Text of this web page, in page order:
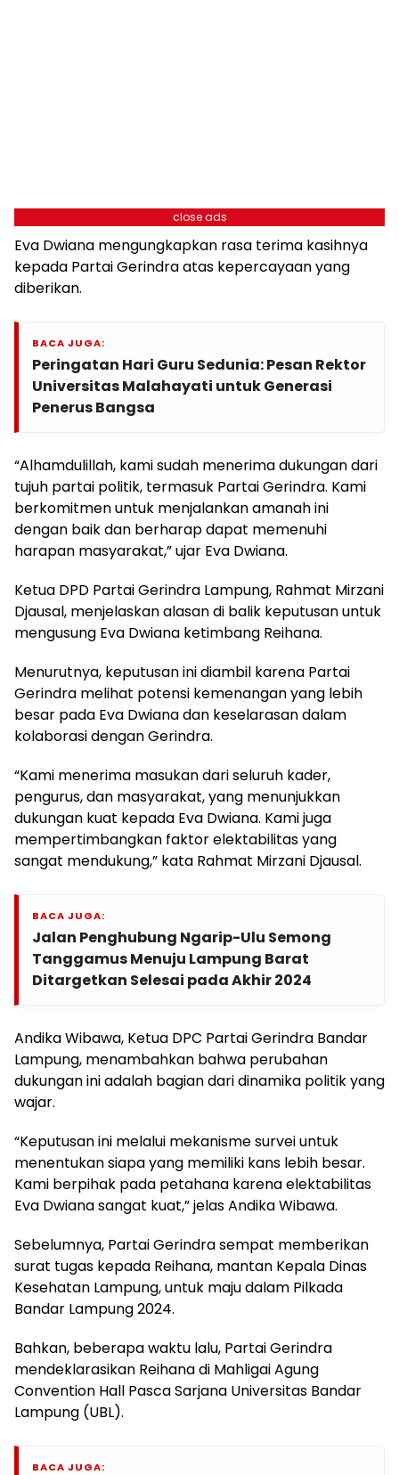
close ads
Eva Dwiana mengungkapkan rasa terima kasihnya
kepada Partai Gerindra atas kepercayaan yang
diberikan.
BACA JUGA:
Peringatan Hari Guru Sedunia: Pesan Rektor
Universitas Malahayati untuk Generasi
Penerus Bangsa
“Alhamdulillah, kami sudah menerima dukungan dari
tujuh partai politik, termasuk Partai Gerindra. Kami
berkomitmen untuk menjalankan amanah ini
dengan baik dan berharap dapat memenuhi
harapan masyarakat,” ujar Eva Dwiana.
Ketua DPD Partai Gerindra Lampung, Rahmat Mirzani
Djausal, menjelaskan alasan di balik keputusan untuk
mengusung Eva Dwiana ketimbang Reihana.
Menurutnya, keputusan ini diambil karena Partai
Gerindra melihat potensi kemenangan yang lebih
besar pada Eva Dwiana dan keselarasan dalam
kolaborasi dengan Gerindra.
“Kami menerima masukan dari seluruh kader,
pengurus, dan masyarakat, yang menunjukkan
dukungan kuat kepada Eva Dwiana. Kami juga
mempertimbangkan faktor elektabilitas yang
sangat mendukung,” kata Rahmat Mirzani Djausal.
BACA JUGA:
Jalan Penghubung Ngarip-Ulu Semong
Tanggamus Menuju Lampung Barat
Ditargetkan Selesai pada Akhir 2024
Andika Wibawa, Ketua DPC Partai Gerindra Bandar
Lampung, menambahkan bahwa perubahan
dukungan ini adalah bagian dari dinamika politik yang
wajar.
“Keputusan ini melalui mekanisme survei untuk
menentukan siapa yang memiliki kans lebih besar.
Kami berpihak pada petahana karena elektabilitas
Eva Dwiana sangat kuat,” jelas Andika Wibawa.
Sebelumnya, Partai Gerindra sempat memberikan
surat tugas kepada Reihana, mantan Kepala Dinas
Kesehatan Lampung, untuk maju dalam Pilkada
Bandar Lampung 2024.
Bahkan, beberapa waktu lalu, Partai Gerindra
mendeklarasikan Reihana di Mahligai Agung
Convention Hall Pasca Sarjana Universitas Bandar
Lampung (UBL).
BACA JUGA: